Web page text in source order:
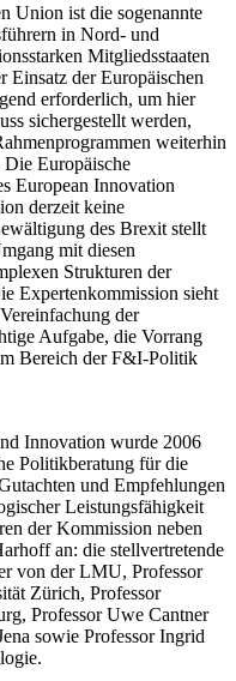
Union ist die sogenannte
in Nord- und
Mitgliedsstaaten
Einsatz der Europäischen
erforderlich, um hier
sichergestellt werden,
weiterhin
Europäische
European Innovation
derzeit keine
des Brexit stellt
mit diesen
Strukturen der
Expertenkommission sieht
der
Aufgabe, die Vorrang
Bereich der F&I-Politik
Innovation wurde 2006
Politikberatung für die
und Empfehlungen
Leistungsfähigkeit
der Kommission neben
an: die stellvertretende
von der LMU, Professor
Zürich, Professor
Professor Uwe Cantner
sowie Professor Ingrid